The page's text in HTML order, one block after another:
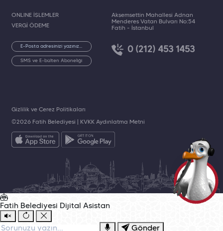
ONLINE İŞLEMLER
VERGİ ÖDEME
SMS ve E-bülten Aboneliği
Akşemsettin Mahallesi Adnan
Menderes Vatan Bulvarı No:54
Fatih - İstanbul
0 (212) 453 1453
©2026 Fatih Belediyesi | KVKK Aydınlatma Metni
Gizlilik ve Çerez Politikaları
Fatih Belediyesi Dijital Asistan
Gönder